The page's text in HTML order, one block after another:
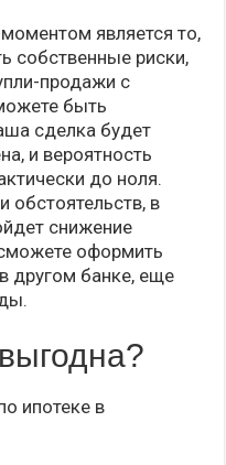
является то,
собственные риски,
продажи с
быть
сделка будет
и вероятность
до ноля.
обстоятельств, в
снижение
оформить
другом банке, еще